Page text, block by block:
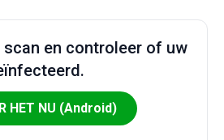
scan en controleer of uw
HET NU (Android)